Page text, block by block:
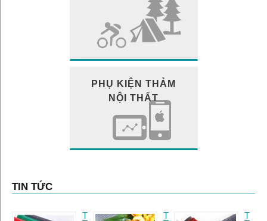
PHỤ KIỆN THẢM
NỘI THẤT
TIN TỨC
T
T
T